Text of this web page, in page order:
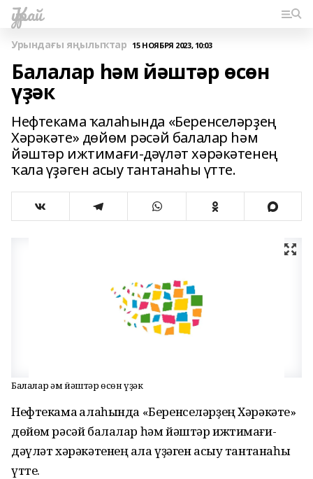
Ҡурай
Урындағы яңылыҡтар 15 НОЯБРЯ 2023, 10:03
Балалар һәм йәштәр өсөн
үҙәк
Нефтекама ҡалаһында «Беренселәрҙең
Хәрәкәте» дөйөм рәсәй балалар һәм
йәштәр ижтимағи-дәүләт хәрәкәтенең
ҡала үҙәген асыу тантанаһы үтте.
Балалар һәм йәштәр өсөн үҙәк
Нефтекама ҡалаһында «Беренселәрҙең Хәрәкәте»
дөйөм рәсәй балалар һәм йәштәр ижтимағи-
дәүләт хәрәкәтенең ҡала үҙәген асыу тантанаһы
үтте.